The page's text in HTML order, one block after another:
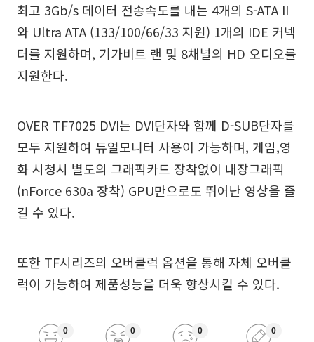
최고 3Gb/s 데이터 전송속도를 내는 4개의 S-ATA II
와 Ultra ATA (133/100/66/33 지원) 1개의 IDE 커넥
터를 지원하며, 기가비트 랜 및 8채널의 HD 오디오를
지원한다.
OVER TF7025 DVI는 DVI단자와 함께 D-SUB단자를
모두 지원하여 듀얼모니터 사용이 가능하며, 게임,영
화 시청시 별도의 그래픽카드 장착없이 내장그래픽
(nForce 630a 장착) GPU만으로도 뛰어난 영상을 즐
길 수 있다.
또한 TF시리즈의 오버클럭 옵션을 통해 자체 오버클
럭이 가능하여 제품성능을 더욱 향상시킬 수 있다.
0 0 0 0